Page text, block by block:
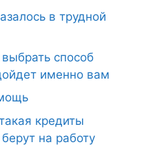
в трудной
способ
именно вам
кредиты
на работу